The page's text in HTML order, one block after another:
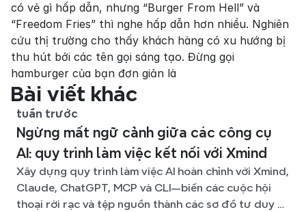
có vẻ gì hấp dẫn, nhưng “Burger From Hell” và
“Freedom Fries” thì nghe hấp dẫn hơn nhiều. Nghiên
cứu thị trường cho thấy khách hàng có xu hướng bị
thu hút bởi các tên gọi sáng tạo. Đừng gọi
hamburger của bạn đơn giản là
Bài viết khác
tuần trước
Ngừng mất ngữ cảnh giữa các công cụ
AI: quy trình làm việc kết nối với Xmind
Xây dựng quy trình làm việc AI hoàn chỉnh với Xmind,
Claude, ChatGPT, MCP và CLI—biến các cuộc hội
thoại rời rạc và tệp nguồn thành các sơ đồ tư duy rõ